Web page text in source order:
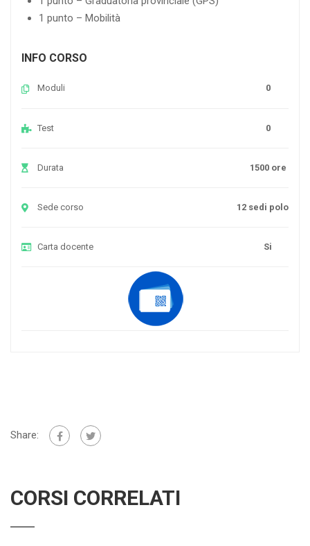
1 punto – Mobilità
INFO CORSO
Moduli 0
Test 0
Durata 1500 ore
Sede corso 12 sedi polo
Carta docente Si
Share:
CORSI CORRELATI